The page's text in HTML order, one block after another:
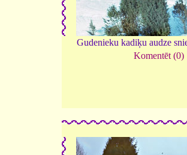
Gudenieku kadiķu audze
Komentēt (0)